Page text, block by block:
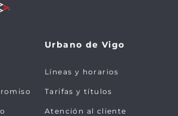
Urbano de Vigo
Líneas y horarios
Tarifas y títulos
Atención al cliente